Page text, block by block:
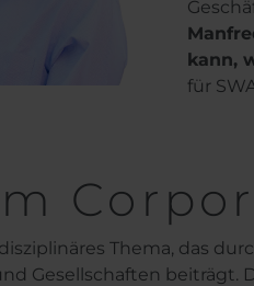
kann,
für
Thema, das
Gesellschaften